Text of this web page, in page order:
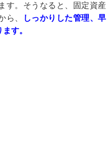
す。そうなると、固定資産
ら、
しっかりした管理、早
す。